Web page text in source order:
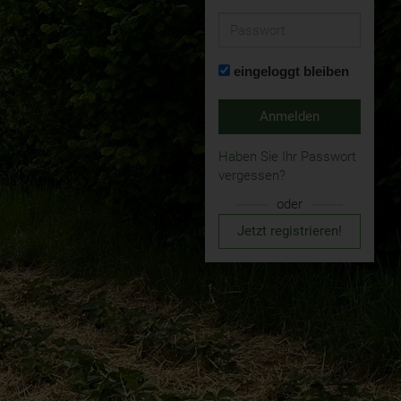
eingeloggt bleiben
Anmelden
Haben Sie Ihr Passwort
vergessen?
oder
Jetzt registrieren!